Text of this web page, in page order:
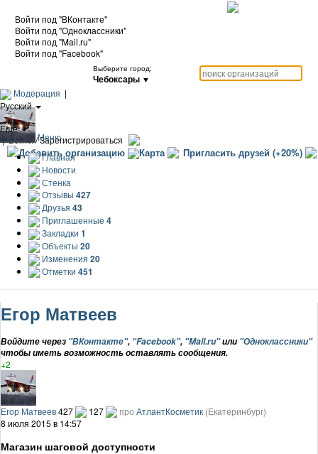
Войти под "ВКонтакте"
Войти под "Одноклассники"
Войти под "Mail.ru"
Войти под "Facebook"
Выберите город:
Чебоксары ▼
Модерация |
Русский
|
Еще
|Войти / Зарегистрироваться
Добавить организацию Карта Пригласить друзей (+20%)
Меню
Главная
Новости
Стенка
Отзывы 427
Друзья 43
Приглашенные 4
Закладки 1
Объекты 20
Изменения 20
Отметки 451
Егор Матвеев
Войдите через "ВКонтакте", "Facebook", "Mail.ru"или "Одноклассники"
чтобы иметь возможность оставлять сообщения.
+2
Егор Матвеев427 127 про АтлантКосметик (Екатеринбург)
8 июля 2015 в 14:57
Магазин шаговой доступности